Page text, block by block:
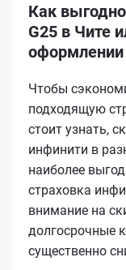
Как
G25 в Чите
оформлении
Чтобы
подходящую
стоит узнать,
инфинити в
наиболее
страховка
внимание на
долгосрочные
существенно